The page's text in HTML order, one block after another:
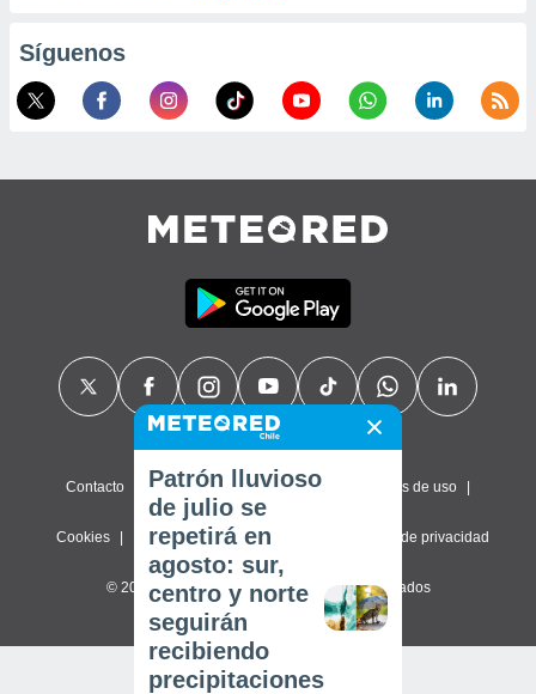
Síguenos
Contacto Sobre nosotros FAQ Términos de uso
Cookies Política de privacidad Configuración de privacidad
© 2026 Meteored. Todos los derechos reservados
Patrón lluvioso
de julio se
repetirá en
agosto: sur,
centro y norte
seguirán
recibiendo
precipitaciones